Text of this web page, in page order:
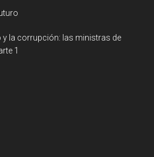
la corrupción: las ministras de
1